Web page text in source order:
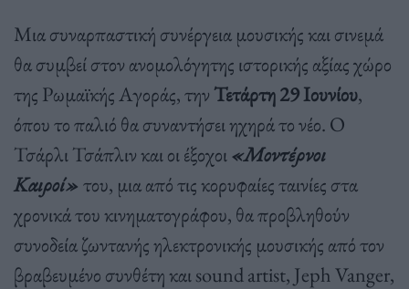
Μια συναρπαστική συνέργεια μουσικής και σινεμά
θα συμβεί στον ανομολόγητης ιστορικής αξίας χώρο
της Ρωμαϊκής Αγοράς, την Τετάρτη 29 Ιουνίου,
όπου το παλιό θα συναντήσει ηχηρά το νέο. Ο
Τσάρλι Τσάπλιν και οι έξοχοι«Μοντέρνοι
Καιροί» του, μια από τις κορυφαίες ταινίες στα
χρονικά του κινηματογράφου, θα προβληθούν
συνοδεία ζωντανής ηλεκτρονικής μουσικής από τον
βραβευμένο συνθέτη και sound artist, Jeph Vanger,